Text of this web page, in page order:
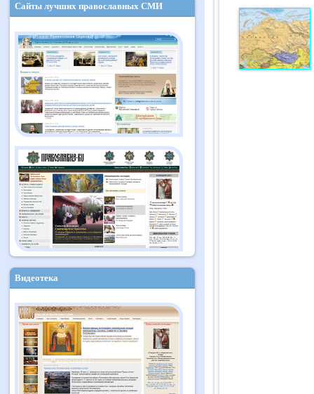
Сайты лучших православных СМИ
Видеотека